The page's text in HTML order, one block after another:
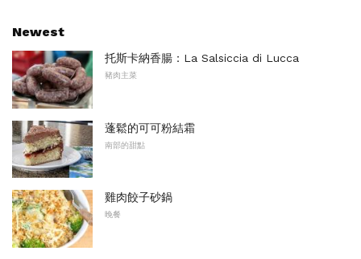
Newest
托斯卡納香腸：La Salsiccia di Lucca
豬肉主菜
蓬鬆的可可粉結霜
南部的甜點
雞肉餃子砂鍋
晚餐